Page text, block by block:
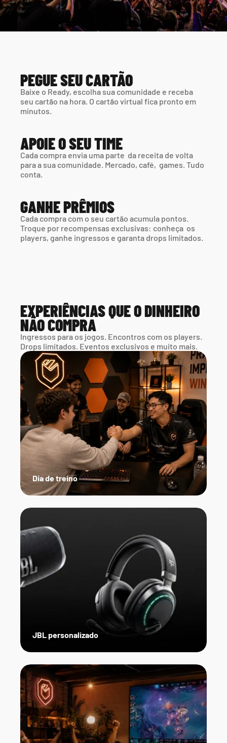
PEGUE SEU CARTÃO
Baixe o Ready, escolha sua comunidade e receba
seu cartão na hora. O cartão virtual fica pronto em
minutos.
APOIE O SEU TIME
Cada compra envia uma parte  da receita de volta
para a sua comunidade. Mercado, café,  games. Tudo
conta.
GANHE PRÊMIOS
Cada compra com o seu cartão acumula pontos.
Troque por recompensas exclusivas: conheça  os
players, ganhe ingressos e garanta drops limitados.
EXPERIÊNCIAS QUE O DINHEIRO
NÃO COMPRA
Ingressos para os jogos. Encontros com os players.
Drops limitados. Eventos exclusivos e muito mais.
JBL personalizado
Dia de treino